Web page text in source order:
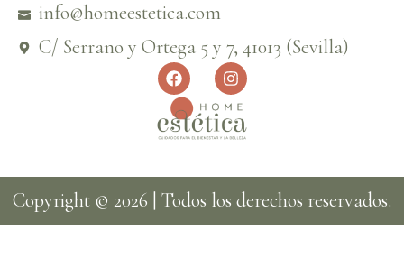
info@homeestetica.com
C/ Serrano y Ortega 5 y 7, 41013 (Sevilla)
Copyright © 2026 | Todos los derechos reservados.